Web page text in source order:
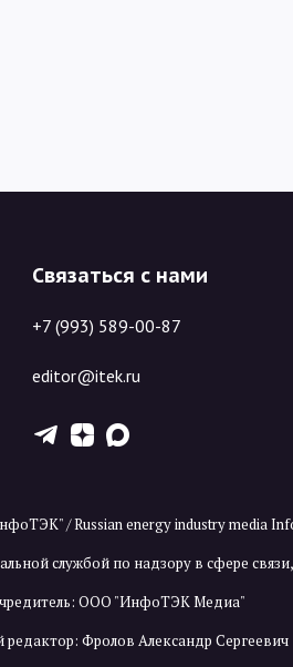
Связаться с нами
+7 (993) 589-00-87
editor@itek.ru
T Z X
/ Russian energy industry media
службой по надзору в сфере
ООО "ИнфоТЭК Медиа"
редактор: Фролов Александр Сергеевич